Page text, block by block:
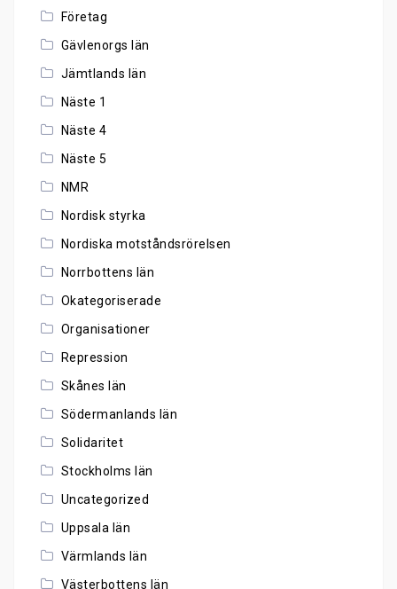
Företag
Gävlenorgs län
Jämtlands län
Näste 1
Näste 4
Näste 5
NMR
Nordisk styrka
Nordiska motståndsrörelsen
Norrbottens län
Okategoriserade
Organisationer
Repression
Skånes län
Södermanlands län
Solidaritet
Stockholms län
Uncategorized
Uppsala län
Värmlands län
Västerbottens län